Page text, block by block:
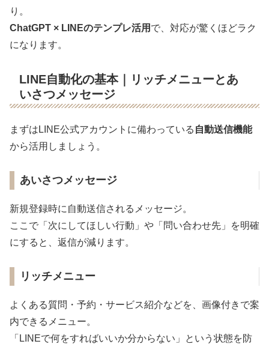
り。
ChatGPT × LINEのテンプレ活用 で、対応が驚くほどラク
になります。
LINE自動化の基本｜リッチメニューとあ
いさつメッセージ
まずはLINE公式アカウントに備わっている 自動送信機能
から活用しましょう。
あいさつメッセージ
新規登録時に自動送信されるメッセージ。
ここで「次にしてほしい行動」や「問い合わせ先」を明確
にすると、返信が減ります。
リッチメニュー
よくある質問・予約・サービス紹介などを、画像付きで案
内できるメニュー。
「LINEで何をすればいいか分からない」という状態を防